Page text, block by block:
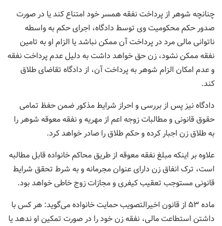
چنانچه شوهر از پرداخت نفقه همسر خود امتناع کند یا در صورت
صدور حکم محکومیت وی توسط دادگاه، اجرای حکم به واسطه
ناتوانی مالی مرد در پرداخت آن ممکن نباشد یا الزام او به تامین
نفقه ممکن نشود، زن حق خواهد داشت به دلیل عدم پرداخت نفقه
و عدم امکان الزام شوهر به پرداخت آن، از دادگاه تقاضای طلاق
کند.
دادگاه نیز پس از بررسی و احراز شرایط مذکور ضمن حفظ تمامی
حقوق قانونی و مطالبات زوجه اعم از مهریه و نفقه معوقه شوهر را
به طلاق زن اجبار کرده و حکم طلاق را صادر خواهد کرد.
علاوه بر اینکه مبلغ نفقه معوقه از طریق محاکم خانواده قابل مطالبه
است، ترک انفاق زن دارای عنوان مجرمانه و به شرط تحقق شرایط
قانونی مستوجب تعقیب کیفری و مجازات زوج خاطی خواهد بود.
ماده ۵۳ از قانون اخیرالتصویب حمایت خانواده می‌گوید: هر کس با
داشتن استطاعت مالی، نفقه زن خود را در صورت تمکین او ندهد یا